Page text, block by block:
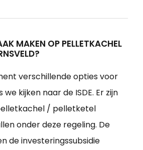
MAKEN OP PELLETKACHEL
verschillende opties voor
we kijken naar de ISDE. Er zijn
/ pelletketel
onder deze regeling. De
de investeringssubsidie